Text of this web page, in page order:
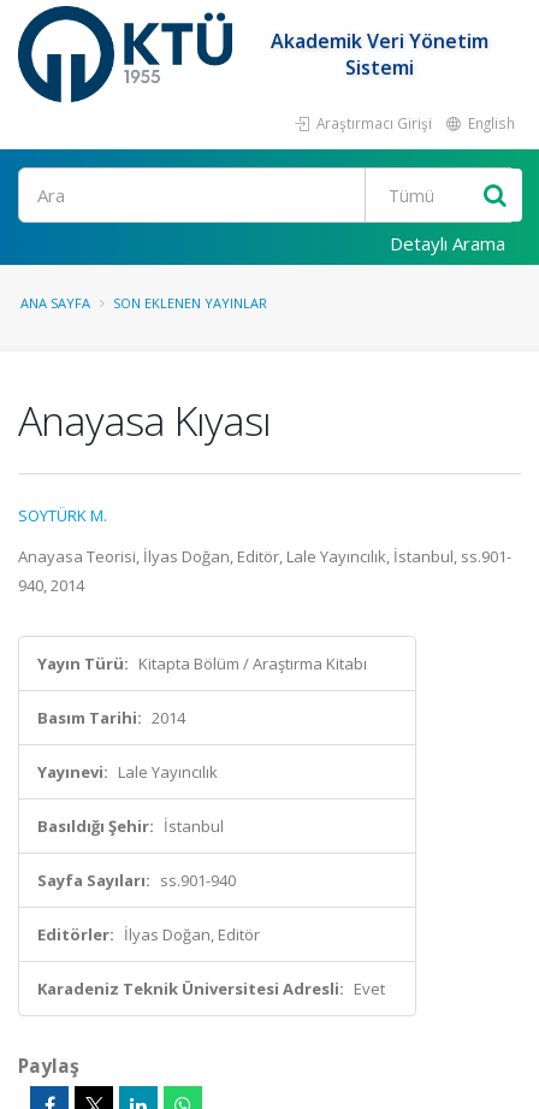
Akademik Veri Yönetim
Sistemi
Araştırmacı Girişi English
Ara
Detaylı Arama
ANA SAYFA SON EKLENEN YAYINLAR
Anayasa Kıyası
SOYTÜRK M.
Anayasa Teorisi, İlyas Doğan, Editör, Lale Yayıncılık, İstanbul, ss.901-
940, 2014
Yayın Türü: Kitapta Bölüm / Araştırma Kitabı
Basım Tarihi: 2014
Yayınevi: Lale Yayıncılık
Basıldığı Şehir: İstanbul
Sayfa Sayıları: ss.901-940
Editörler: İlyas Doğan, Editör
Karadeniz Teknik Üniversitesi Adresli: Evet
Paylaş